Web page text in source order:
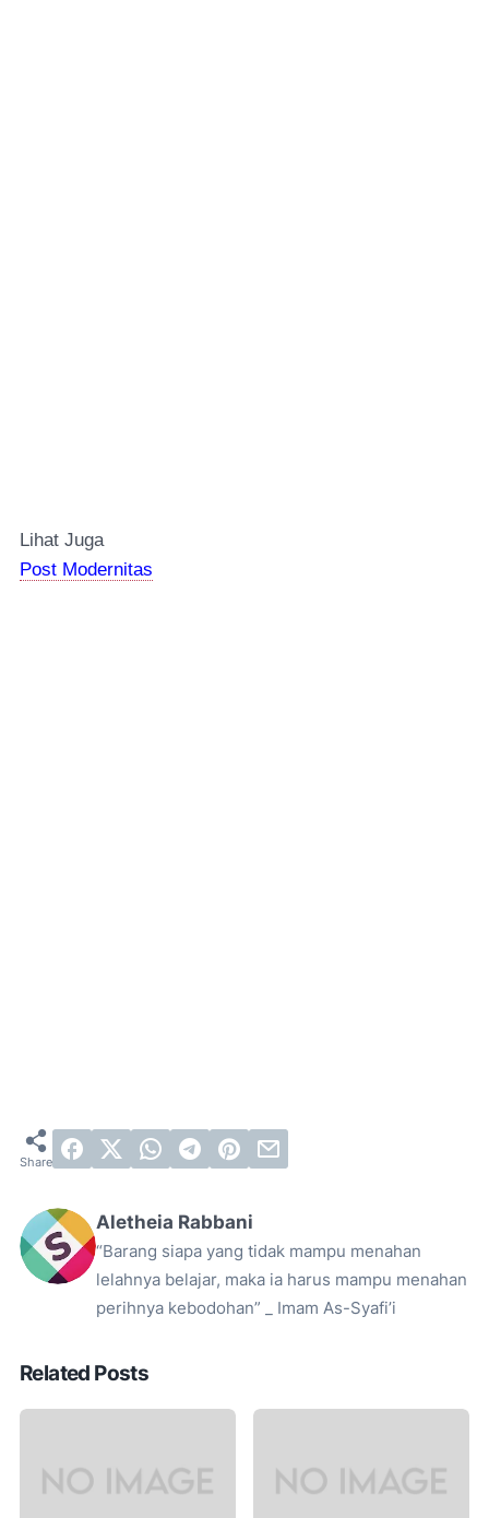
Lihat Juga
Post Modernitas
Aletheia Rabbani
“Barang siapa yang tidak mampu menahan
lelahnya belajar, maka ia harus mampu menahan
perihnya kebodohan” _ Imam As-Syafi’i
Related Posts